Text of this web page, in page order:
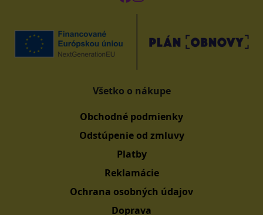
Všetko o nákupe
Obchodné podmienky
Odstúpenie od zmluvy
Platby
Reklamácie
Ochrana osobných údajov
Doprava